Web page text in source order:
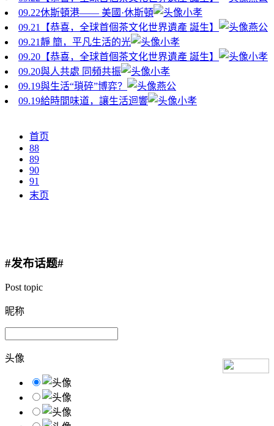
09.22休斯頓港—— 美國·休斯頓
小孝
09.21 【恭喜，全球首個茶文化世界遺產 誕生】
燕公
09.21靜 簡，平凡生活的光
小孝
09.20 【恭喜，全球首個茶文化世界遺產 誕生】
小孝
09.20與人共處 同頻共振
小孝
09.19與生活“瑣碎”博弈？
燕公
09.19給時間味道，讓生活迴響 小孝
首页
88
89
90
91
末页
#发布话题#
Post topic
昵称
头像